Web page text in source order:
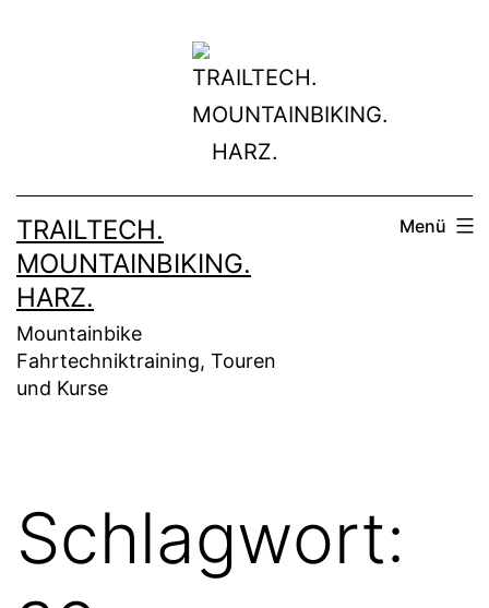
TRAILTECH.
MOUNTAINBIKING.
HARZ.
Mountainbike
Fahrtechniktraining, Touren
und Kurse
Menü
Schlagwort: